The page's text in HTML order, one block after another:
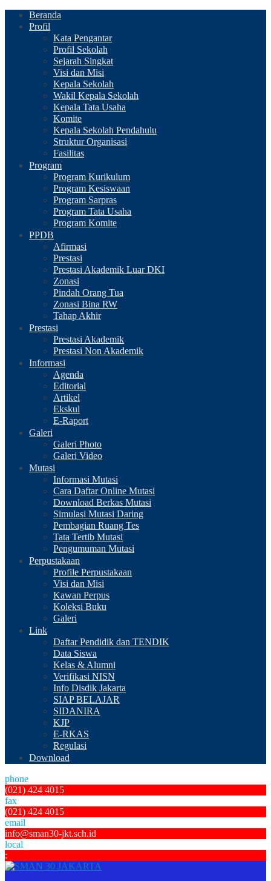
Beranda
Profil
Kata Pengantar
Profil Sekolah
Sejarah Singkat
Visi dan Misi
Kepala Sekolah
Wakil Kepala Sekolah
Kepala Tata Usaha
Komite
Kepala Sekolah Pendahulu
Struktur Organisasi
Fasilitas
Program
Program Kurikulum
Program Kesiswaan
Program Sarpras
Program Tata Usaha
Program Komite
PPDB
Afirmasi
Prestasi
Prestasi Akademik Luar DKI
Zonasi
Pindah Orang Tua
Zonasi Bina RW
Tahap Akhir
Prestasi
Prestasi Akademik
Prestasi Non Akademik
Informasi
Agenda
Editorial
Artikel
Ekskul
E-Raport
Galeri
Galeri Photo
Galeri Video
Mutasi
Informasi Mutasi
Cara Daftar Online Mutasi
Download Berkas Mutasi
Simulasi Mutasi Daring
Pembagian Ruang Tes
Tata Tertib Mutasi
Pengumuman Mutasi
Perpustakaan
Profile Perpustakaan
Visi dan Misi
Kawan Perpus
Koleksi Buku
Galeri
Link
Daftar Pendidik dan TENDIK
Data Siswa
Kelas & Alumni
Verifikasi NISN
Info Disdik Jakarta
SIAP BELAJAR
SIDANIRA
KJP
E-RKAS
Regulasi
Download
phone
(021) 424 4015
fax
(021) 424 4015
email
info@sman30-jkt.sch.id
local
: